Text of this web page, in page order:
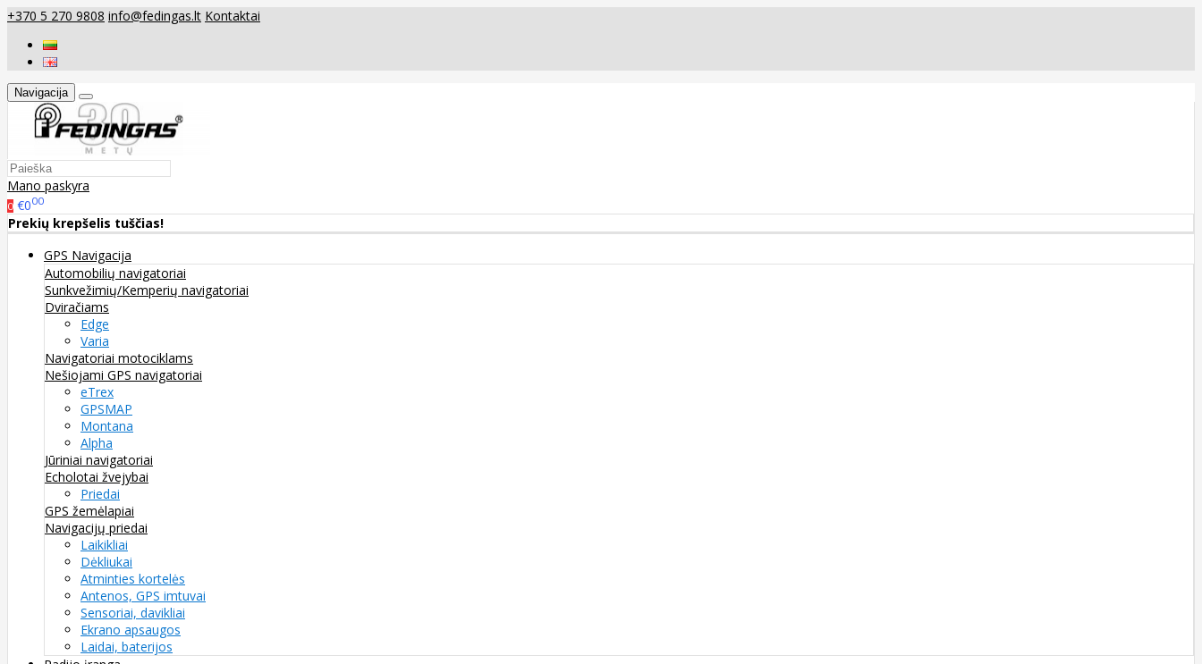
+370 5 270 9808 info@fedingas.lt Kontaktai
Navigacija
Mano paskyra
0 €000
Prekių krepšelis tuščias!
GPS Navigacija
Automobilių navigatoriai
Sunkvežimių/Kemperių navigatoriai
Dviračiams
Edge
Varia
Navigatoriai motociklams
Nešiojami GPS navigatoriai
eTrex
GPSMAP
Montana
Alpha
Jūriniai navigatoriai
Echolotai žvejybai
Priedai
GPS žemėlapiai
Navigacijų priedai
Laikikliai
Dėkliukai
Atminties kortelės
Antenos, GPS imtuvai
Sensoriai, davikliai
Ekrano apsaugos
Laidai, baterijos